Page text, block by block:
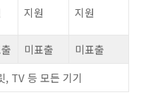
지원 지원
미표출
미표출
, TV등 모든 기기